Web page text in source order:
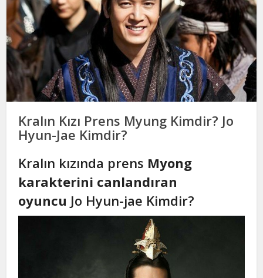
Kralın Kızı Prens Myung Kimdir? Jo
Hyun-Jae Kimdir?
Kralın kızında prens Myong
karakterini canlandıran
oyuncu Jo Hyun-jae Kimdir?